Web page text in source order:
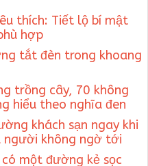
thích: Tiết lộ bí mật
hợp
tắt đèn trong khoang
trồng cây, 70 không
hiểu theo nghĩa đen
khách sạn ngay khi
người không ngờ tới
một đường kẻ sọc